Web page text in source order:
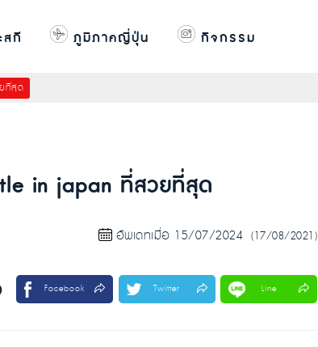
สกี ภูมิภาคญี่ปุ่น กิจกรรม
ที่สุด
in japan ที่สวยที่สุด
อัพเดทเมื่อ 15/07/2024 (17/08/2021)
Facebook Twitter Line